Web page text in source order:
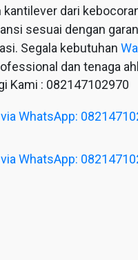
dari
sesuai dengan
Segala kebutuhan
dan tenaga
Kami : 082147102970
WhatsApp:
WhatsApp: